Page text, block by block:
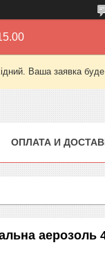
Ваша заявка
ОПЛАТА И
аерозоль